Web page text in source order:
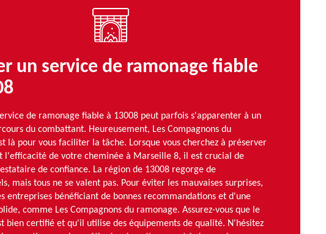
un service de ramonage fiable
de ramonage fiable à 13008 peut parfois s'apparenter à un
du combattant. Heureusement, Les Compagnons du
là pour vous faciliter la tâche. Lorsque vous cherchez à préserver
l'efficacité de votre cheminée à Marseille 8, il est crucial de
de confiance. La région de 13008 regorge de
mais tous ne se valent pas. Pour éviter les mauvaises surprises,
entreprises bénéficiant de bonnes recommandations et d'une
comme Les Compagnons du ramonage. Assurez-vous que le
bien certifié et qu'il utilise des équipements de qualité. N'hésitez